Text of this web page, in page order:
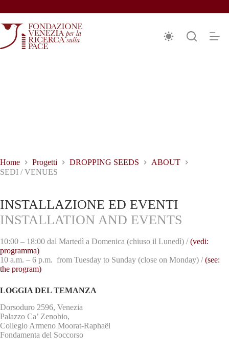
al
contenuto
Home Progetti DROPPING SEEDS
ABOUT
SEDI / VENUES
INSTALLAZIONE ED EVENTI
INSTALLATION AND EVENTS
10:00 – 18:00 dal Martedì a Domenica (chiuso il Lunedì) /(vedi:
programma)
10 a.m. – 6 p.m. from Tuesday to Sunday (close on Monday) /(see:
the program)
LOGGIA DEL TEMANZA
Dorsoduro 2596, Venezia
Palazzo Ca’ Zenobio,
Collegio Armeno Moorat-Raphaël
Fondamenta del Soccorso